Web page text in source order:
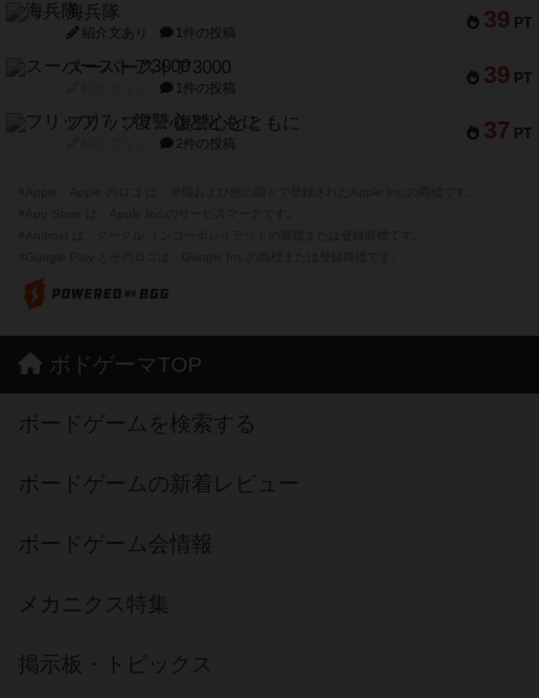
39 PT
海兵隊
紹介文あり 1件の投稿
39 PT
スーパーストア3000
1件の投稿
37 PT
フリップ７：復讐心とともに
2件の投稿
ボドゲーマTOP
ボードゲームを検索する
ボードゲームの新着レビュー
ボードゲーム会情報
メカニクス特集
掲示板・トピックス